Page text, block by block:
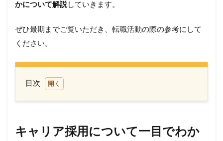
かについて解説 していきます。
ぜひ最期までご覧いただき、転職活動の際の参考にして
ください。
目次
につ
キャリア採用について一目でわか